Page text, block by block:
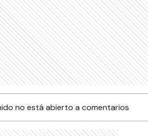
no está abierto a comentarios